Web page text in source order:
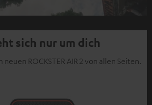
Video
sich nur um dich
ROCKSTER AIR 2 von allen Seiten.